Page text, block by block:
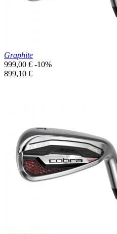
Graphite
Prix
de
999,00 € -10%
Prix
899,10 €
Aperçu rapide